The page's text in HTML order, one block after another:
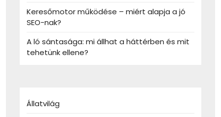
Keresőmotor működése – miért alapja a jó
SEO-nak?
A ló sántasága: mi állhat a háttérben és mit
tehetünk ellene?
Állatvilág